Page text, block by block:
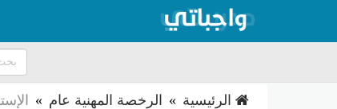
الرئيسية » الرخصة المهنية عام »